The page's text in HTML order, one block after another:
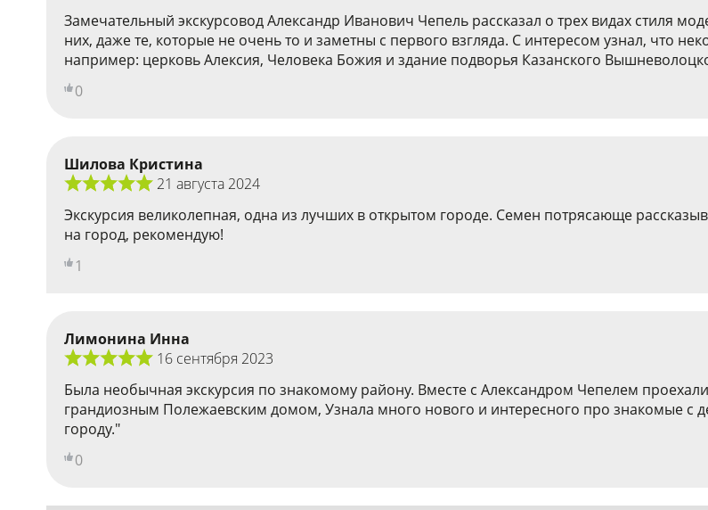
Замечательный экскурсовод Александр Иванович Чепель рассказал о трех видах стиля
них, даже те, которые не очень то и заметны с первого взгляда. С интересом узнал, что
например: церковь Алексия, Человека Божия и здание подворья Казанского
0
Шилова Кристина
21 августа 2024
Экскурсия великолепная, одна из лучших в открытом городе. Семен потрясающе
на город, рекомендую!
1
Лимонина Инна
16 сентября 2023
Была необычная экскурсия по знакомому району. Вместе с Александром Чепелем
грандиозным Полежаевским домом, Узнала много нового и интересного про знакомые с
городу."
0